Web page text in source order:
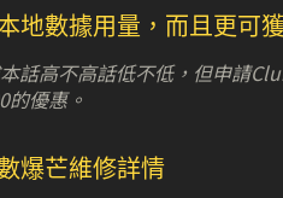
話高不高話低不低，但申請
的優惠。
爆芒維修詳情